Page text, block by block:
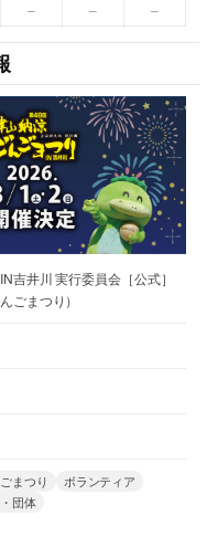
– – –
吉井川 実行委員会［公式］
ごまつり）
まつり
ボランティア
団体